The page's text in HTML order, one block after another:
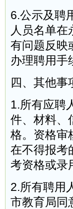
6.公示及聘
人员名单在
有问题反映
办理聘用手
四、其他事
1.所有应聘
件、材料、
格。资格审
在不得报考
考资格或录
2.所有聘用
市教育局同